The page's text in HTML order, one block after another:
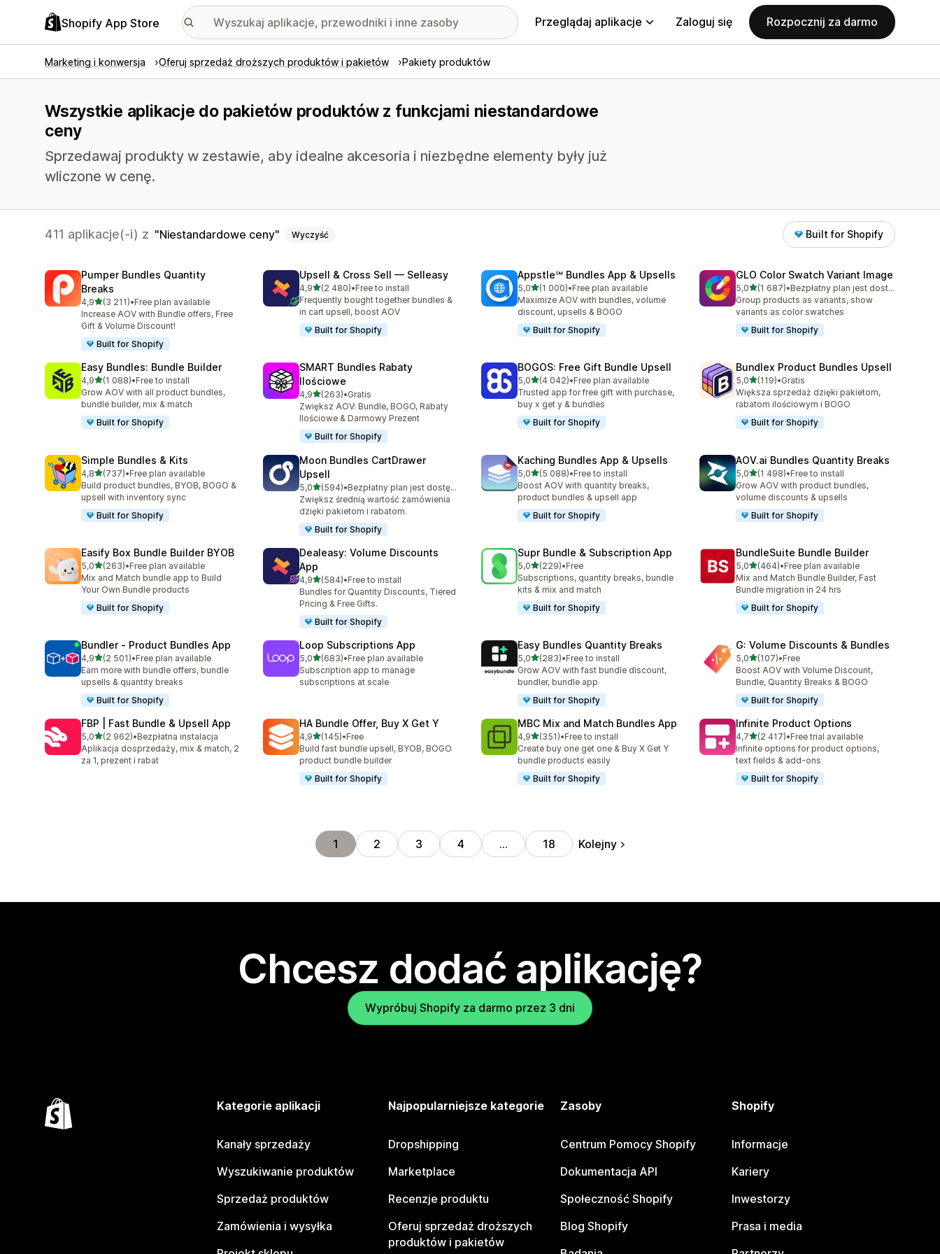
Shopify App Store Przeglądaj aplikacje Zaloguj się Rozpocznij za darmo
Marketing i konwersja Oferuj sprzedaż droższych produktów i pakietów Pakiety produktów
Wszystkie aplikacje do pakietów produktów z funkcjami niestandardowe
ceny
Sprzedawaj produkty w zestawie, aby idealne akcesoria i niezbędne elementy były już
wliczone w cenę.
411 aplikacje(-i) z Niestandardowe ceny Wyczyść Built for Shopify
Pumper Bundles Quantity
Breaks
4,9na 5 gwiazdek
(3 211)
Łączna liczba recenzji: 3211
•Free plan available
Increase AOV with Bundle offers, Free
Gift & Volume Discount!
Built for Shopify
Upsell & Cross Sell — Selleasy
4,9na 5 gwiazdek
(2 480)
Łączna liczba recenzji: 2480
•Free to install
Frequently bought together bundles &
in cart upsell, boost AOV
Built for Shopify
Appstle℠ Bundles App & Upsells
5,0na 5 gwiazdek
(1 000)
Łączna liczba recenzji: 1000
•Free plan available
Maximize AOV with bundles, volume
discount, upsells & BOGO
Built for Shopify
GLO Color Swatch Variant Image
5,0na 5 gwiazdek
(1 687)
Łączna liczba recenzji: 1687
•
Bezpłatny plan jest dostępny
Group products as variants, show
variants as color swatches
Built for Shopify
Easy Bundles: Bundle Builder
4,9na 5 gwiazdek
(1 088)
Łączna liczba recenzji: 1088
•Free to install
Grow AOV with all product bundles,
bundle builder, mix & match
Built for Shopify
SMART Bundles Rabaty
Ilościowe
4,9na 5 gwiazdek
(263)
Łączna liczba recenzji: 263
•Gratis
Zwiększ AOV: Bundle, BOGO, Rabaty
Ilościowe & Darmowy Prezent
Built for Shopify
BOGOS: Free Gift Bundle Upsell
5,0na 5 gwiazdek
(4 042)
Łączna liczba recenzji: 4042
•Free plan available
Trusted app for free gift with purchase,
buy x get y & bundles
Built for Shopify
Bundlex Product Bundles Upsell
5,0na 5 gwiazdek
(119)
Łączna liczba recenzji: 119
•Gratis
Większa sprzedaż dzięki pakietom,
rabatom ilościowym i BOGO
Built for Shopify
Simple Bundles & Kits
4,8na 5 gwiazdek
(737)
Łączna liczba recenzji: 737
•Free plan available
Build product bundles, BYOB, BOGO &
upsell with inventory sync
Built for Shopify
Moon Bundles CartDrawer
Upsell
5,0na 5 gwiazdek
(594)
Łączna liczba recenzji: 594
•
Bezpłatny plan jest dostępny
Zwiększ średnią wartość zamówienia
dzięki pakietom i rabatom.
Built for Shopify
Kaching Bundles App & Upsells
5,0na 5 gwiazdek
(5 088)
Łączna liczba recenzji: 5088
•Free to install
Boost AOV with quantity breaks,
product bundles & upsell app
Built for Shopify
AOV.ai Bundles Quantity Breaks
5,0na 5 gwiazdek
(1 498)
Łączna liczba recenzji: 1498
•Free to install
Grow AOV with product bundles,
volume discounts & upsells
Built for Shopify
Easify Box Bundle Builder BYOB
5,0na 5 gwiazdek
(263)
Łączna liczba recenzji: 263
•Free plan available
Mix and Match bundle app to Build
Your Own Bundle products
Built for Shopify
Dealeasy: Volume Discounts
App
4,9na 5 gwiazdek
(584)
Łączna liczba recenzji: 584
•Free to install
Bundles for Quantity Discounts, Tiered
Pricing & Free Gifts.
Built for Shopify
Supr Bundle & Subscription App
5,0na 5 gwiazdek
(229)
Łączna liczba recenzji: 229
•Free
Subscriptions, quantity breaks, bundle
kits & mix and match
Built for Shopify
BundleSuite Bundle Builder
5,0na 5 gwiazdek
(464)
Łączna liczba recenzji: 464
•Free plan available
Mix and Match Bundle Builder, Fast
Bundle migration in 24 hrs
Built for Shopify
Bundler ‑ Product Bundles App
4,9na 5 gwiazdek
(2 501)
Łączna liczba recenzji: 2501
•Free plan available
Earn more with bundle offers, bundle
upsells & quantity breaks
Built for Shopify
Loop Subscriptions App
5,0na 5 gwiazdek
(683)
Łączna liczba recenzji: 683
•Free plan available
Subscription app to manage
subscriptions at scale
Easy Bundles Quantity Breaks
5,0na 5 gwiazdek
(283)
Łączna liczba recenzji: 283
•Free to install
Grow AOV with fast bundle discount,
bundler, bundle app
Built for Shopify
G: Volume Discounts & Bundles
5,0na 5 gwiazdek
(107)
Łączna liczba recenzji: 107
•Free
Boost AOV with Volume Discount,
Bundle, Quantity Breaks & BOGO
Built for Shopify
FBP | Fast Bundle & Upsell App
5,0na 5 gwiazdek
(2 962)
Łączna liczba recenzji: 2962
•Bezpłatna instalacja
Aplikacja dosprzedaży, mix & match, 2
za 1, prezent i rabat
HA Bundle Offer, Buy X Get Y
4,9na 5 gwiazdek
(145)
Łączna liczba recenzji: 145
•Free
Build fast bundle upsell, BYOB, BOGO
product bundle builder
Built for Shopify
MBC Mix and Match Bundles App
4,9na 5 gwiazdek
(351)
Łączna liczba recenzji: 351
•Free to install
Create buy one get one & Buy X Get Y
bundle products easily
Built for Shopify
Infinite Product Options
4,7na 5 gwiazdek
(2 417)
Łączna liczba recenzji: 2417
•Free trial available
Infinite options for product options,
text fields & add-ons
Built for Shopify
1 2 3 4 … 18 Kolejny
Chcesz dodać aplikację?
Wypróbuj Shopify za darmo przez 3 dni
Kategorie aplikacji
Kanały sprzedaży
Wyszukiwanie produktów
Sprzedaż produktów
Zamówienia i wysyłka
Najpopularniejsze kategorie
Dropshipping
Marketplace
Recenzje produktu
Oferuj sprzedaż droższych
produktów i pakietów
Zasoby
Centrum Pomocy Shopify
Dokumentacja API
Społeczność Shopify
Blog Shopify
Shopify
Informacje
Kariery
Inwestorzy
Prasa i media